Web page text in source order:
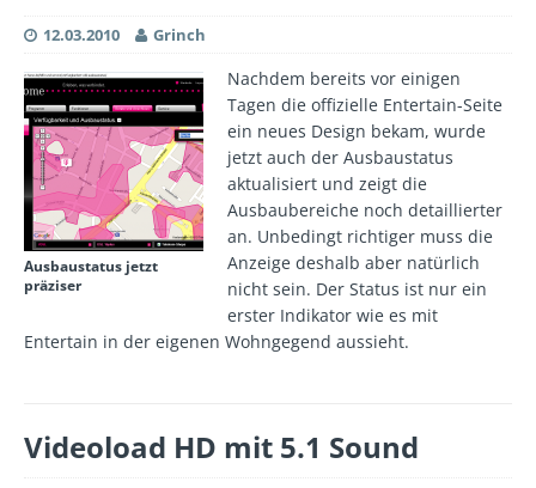
12.03.2010 Grinch
Ausbaustatus jetzt
präziser
Nachdem bereits vor einigen
Tagen die offizielle Entertain-Seite
ein neues Design bekam, wurde
jetzt auch der Ausbaustatus
aktualisiert und zeigt die
Ausbaubereiche noch detaillierter
an. Unbedingt richtiger muss die
Anzeige deshalb aber natürlich
nicht sein. Der Status ist nur ein
erster Indikator wie es mit
Entertain in der eigenen Wohngegend aussieht.
Videoload HD mit 5.1 Sound